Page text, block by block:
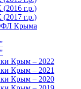
г.р.)
г.р.)
Крыма
Крым – 2022
Крым – 2021
Крым – 2020